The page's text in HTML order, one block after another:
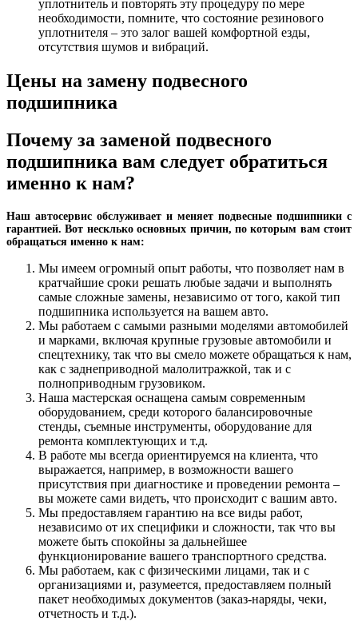
уплотнитель и повторять эту процедуру по мере
необходимости, помните, что состояние резинового
уплотнителя – это залог вашей комфортной езды,
отсутствия шумов и вибраций.
Цены на замену подвесного
подшипника
Почему за заменой подвесного
подшипника вам следует обратиться
именно к нам?
Наш автосервис обслуживает и меняет подвесные подшипники с
гарантией. Вот несклько основных причин, по которым вам стоит
обращаться именно к нам:
Мы имеем огромный опыт работы, что позволяет нам в
кратчайшие сроки решать любые задачи и выполнять
самые сложные замены, независимо от того, какой тип
подшипника используется на вашем авто.
Мы работаем с самыми разными моделями автомобилей
и марками, включая крупные грузовые автомобили и
спецтехнику, так что вы смело можете обращаться к нам,
как с заднеприводной малолитражкой, так и с
полноприводным грузовиком.
Наша мастерская оснащена самым современным
оборудованием, среди которого балансировочные
стенды, съемные инструменты, оборудование для
ремонта комплектующих и т.д.
В работе мы всегда ориентируемся на клиента, что
выражается, например, в возможности вашего
присутствия при диагностике и проведении ремонта –
вы можете сами видеть, что происходит с вашим авто.
Мы предоставляем гарантию на все виды работ,
независимо от их специфики и сложности, так что вы
можете быть спокойны за дальнейшее
функционирование вашего транспортного средства.
Мы работаем, как с физическими лицами, так и с
организациями и, разумеется, предоставляем полный
пакет необходимых документов (заказ-наряды, чеки,
отчетность и т.д.).